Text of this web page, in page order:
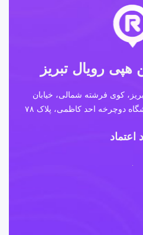
هپی رویال تبریز
کوی فرشته شمالی، خیابان
دوچرخه احد کاظمی، پلاک ۷۸
اعتماد